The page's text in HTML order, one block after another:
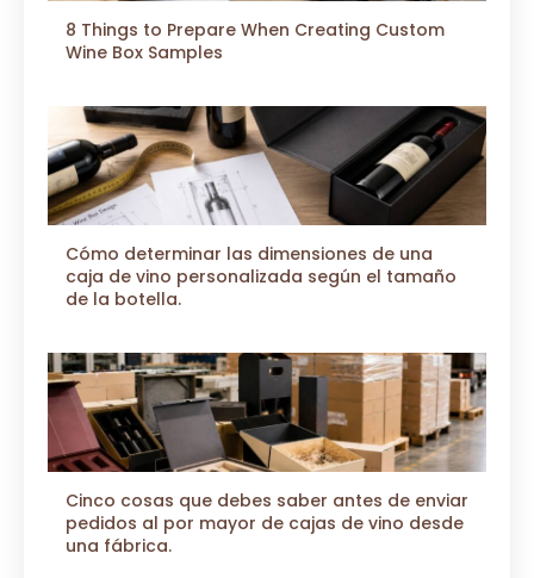
8 Things to Prepare When Creating Custom
Wine Box Samples
Cómo determinar las dimensiones de una
caja de vino personalizada según el tamaño
de la botella.
Cinco cosas que debes saber antes de enviar
pedidos al por mayor de cajas de vino desde
una fábrica.